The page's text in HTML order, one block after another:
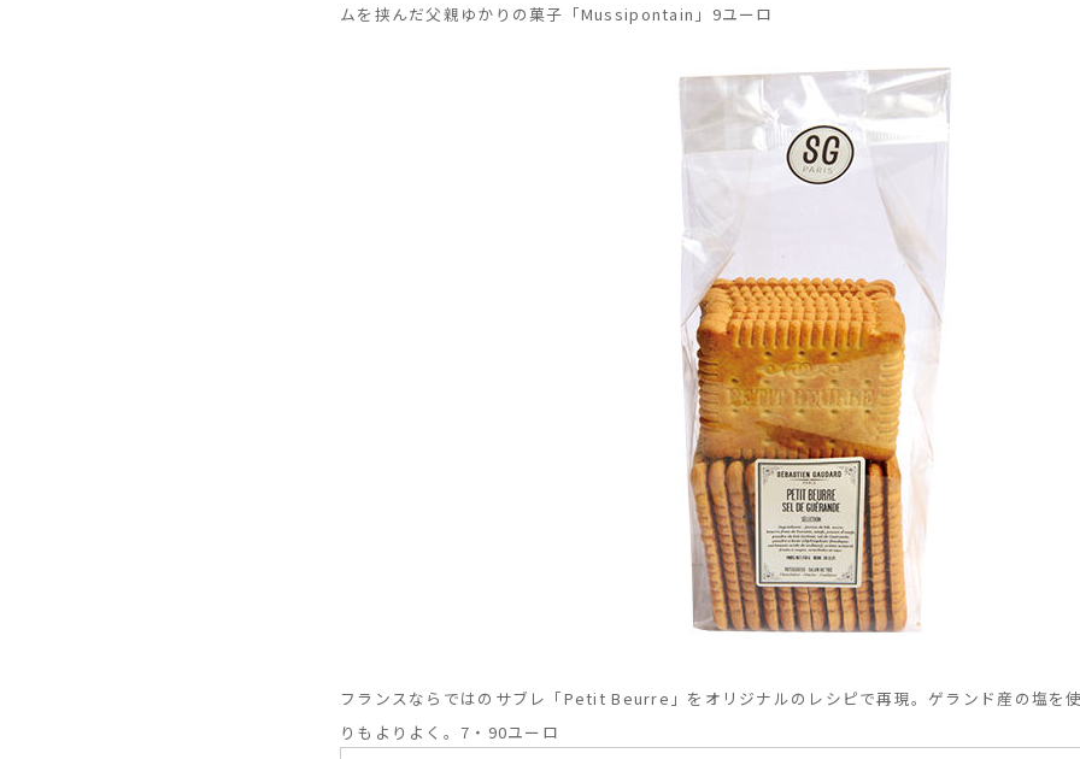
ムを挟んだ父親ゆかりの菓子「Mussipontain」9ユーロ
フランスならではのサブレ「Petit Beurre」をオリジナルのレシピで再現。ゲランド産の塩を
りもよりよく。7・90ユーロ